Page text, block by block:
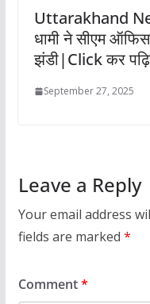
Uttarakhand
धामी ने सीएम
झंडी|Click कर
September 27, 2025
Leave a Reply
Your email address
fields are marked *
Comment*